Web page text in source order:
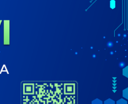
thành Hội viên
giải Sao Khuê
hành xây dựng
số linh hoạt cho
danh tại Giải